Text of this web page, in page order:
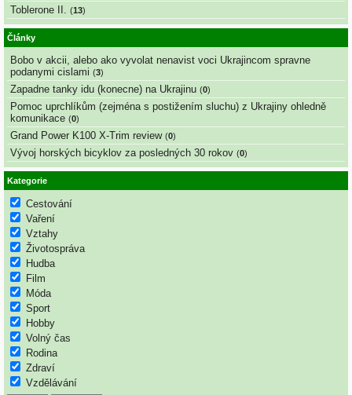
Toblerone II. (13)
Články
Bobo v akcii, alebo ako vyvolat nenavist voci Ukrajincom spravne
podanymi cislami (3)
Zapadne tanky idu (konecne) na Ukrajinu (0)
Pomoc uprchlíkům (zejména s postižením sluchu) z Ukrajiny ohledně
komunikace (0)
Grand Power K100 X-Trim review (0)
Vývoj horských bicyklov za posledných 30 rokov (0)
Kategorie
Cestování
Vaření
Vztahy
Životospráva
Hudba
Film
Móda
Sport
Hobby
Volný čas
Rodina
Zdraví
Vzdělávání